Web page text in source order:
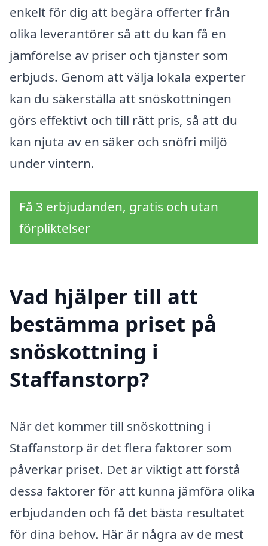
enkelt för dig att begära offerter från
olika leverantörer så att du kan få en
jämförelse av priser och tjänster som
erbjuds. Genom att välja lokala experter
kan du säkerställa att snöskottningen
görs effektivt och till rätt pris, så att du
kan njuta av en säker och snöfri miljö
under vintern.
Få 3 erbjudanden, gratis och utan
förpliktelser
Vad hjälper till att
bestämma priset på
snöskottning i
Staffanstorp?
När det kommer till snöskottning i
Staffanstorp är det flera faktorer som
påverkar priset. Det är viktigt att förstå
dessa faktorer för att kunna jämföra olika
erbjudanden och få det bästa resultatet
för dina behov. Här är några av de mest